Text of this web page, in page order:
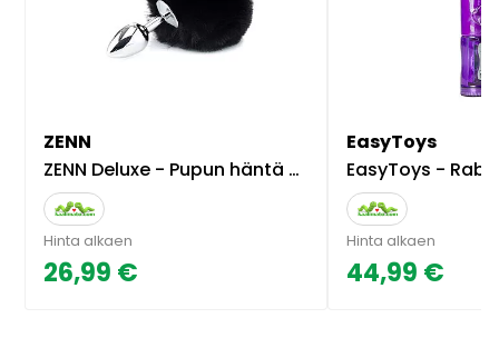
ZENN
ZENN Deluxe - Pupun häntä anaalitappi, musta pörröinen, metallinen, eri vaihtoehtoja
Hinta alkaen
26,99 €
EasyToys
EasyToys -
Hinta alkaen
44,99 €